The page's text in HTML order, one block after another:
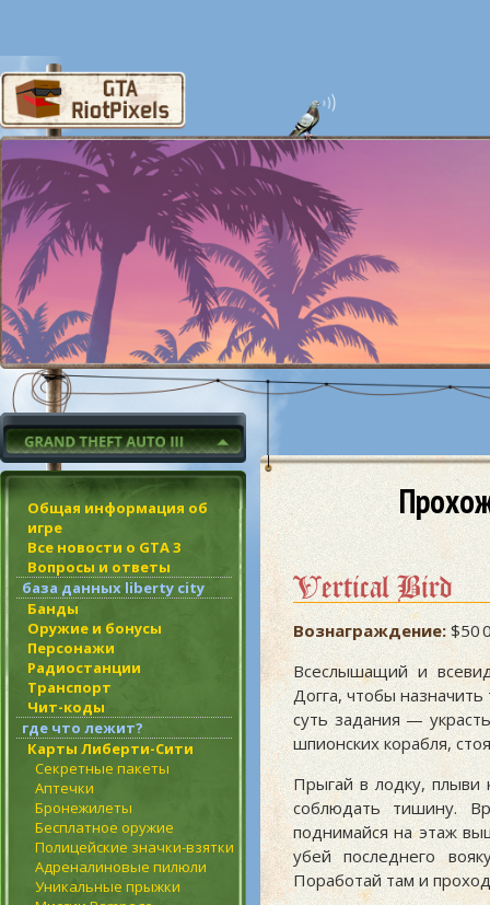
Общая информация об
игре
Все новости о GTA 3
Вопросы и ответы
база данных liberty city
Банды
Оружие и бонусы
Персонажи
Радиостанции
Транспорт
Чит-коды
где что лежит?
Карты Либерти-Сити
Секретные пакеты
Аптечки
Бронежилеты
Бесплатное оружие
Полицейские значки-взятки
Адреналиновые пилюли
Уникальные прыжки
Vertical Bird
Вознаграждение:$50
Всеслышащий и
Догга, чтобы
суть задания —
шпионских корабля,
Прыгай в лодку,
соблюдать тишину.
поднимайся на этаж
убей последнего
Поработай там и